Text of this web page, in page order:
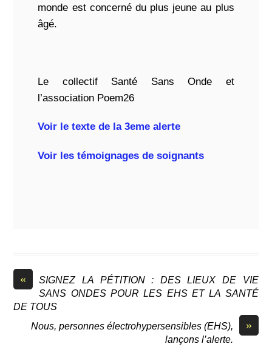
monde est concerné du plus jeune au plus
âgé.
Le collectif Santé Sans Onde et
l’association Poem26
Voir le texte de la 3eme alerte
Voir les témoignages de soignants
«
SIGNEZ LA PÉTITION : DES LIEUX DE VIE
SANS ONDES POUR LES EHS ET LA SANTÉ
DE TOUS
»
Nous, personnes électrohypersensibles (EHS),
lançons l’alerte.